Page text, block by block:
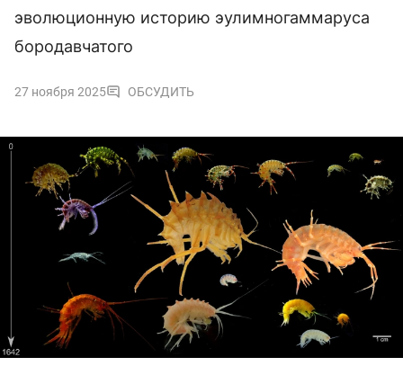
эволюционную историю эулимногаммаруса
бородавчатого
27 ноября 2025 ОБСУДИТЬ